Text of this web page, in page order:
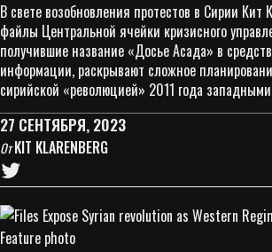
В свете возобновления протестов в Сирии Кит
файлы Центральной ячейки кризисного
получившие название «Досье Асада» в
информации, раскрывают сложное
сирийской «революцией» 2011 года
27 СЕНТЯБРЯ, 2023
ОтKIT KLARENBERG